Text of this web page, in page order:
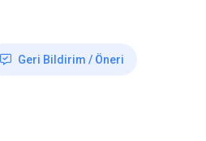
Geri Bildirim / Öneri